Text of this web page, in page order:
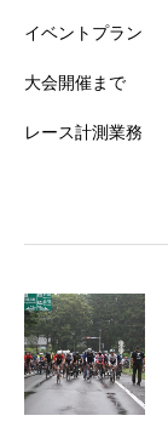
イベントプラン
大会開催まで
レース計測業務